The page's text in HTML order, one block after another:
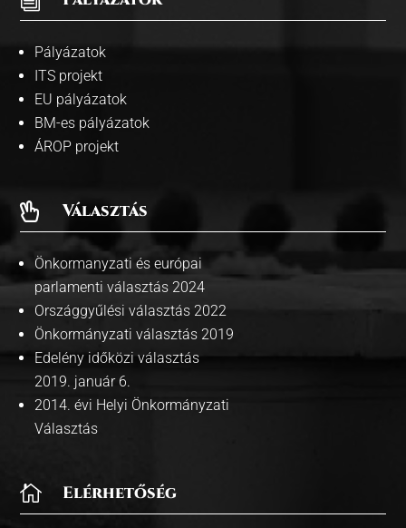
Pályázatok
ITS projekt
EU pályázatok
BM-es pályázatok
ÁROP projekt
 Választás
Önkormanyzati és európai
parlamenti választás 2024
Országgyűlési választás 2022
Önkormányzati választás 2019
Edelény időközi választás
2019. január 6.
2014. évi Helyi Önkormányzati
Választás
 Elérhetőség